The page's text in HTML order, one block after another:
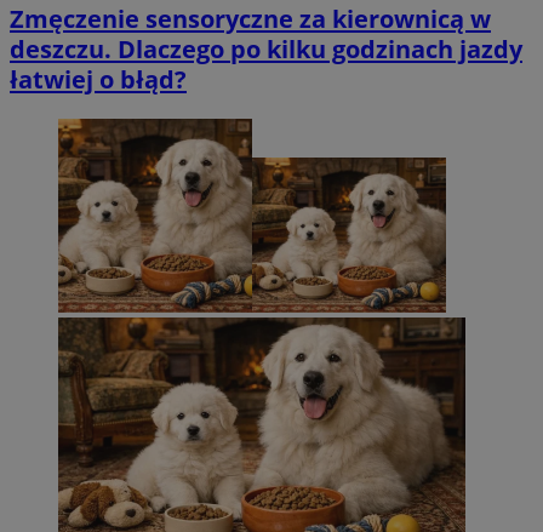
Zmęczenie sensoryczne za kierownicą w
deszczu. Dlaczego po kilku godzinach jazdy
łatwiej o błąd?